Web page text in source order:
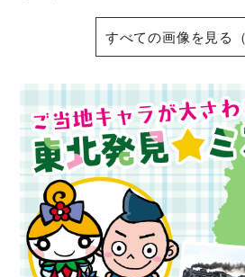
すべての画像を見る